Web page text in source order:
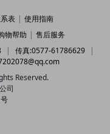
表 | 使用指南
物帮助 | 售后服务
| 传真:0577-61786629
|
Reserved.
司